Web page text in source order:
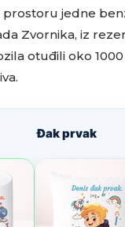
prostoru jedne
Zvornika, iz
otuđili oko